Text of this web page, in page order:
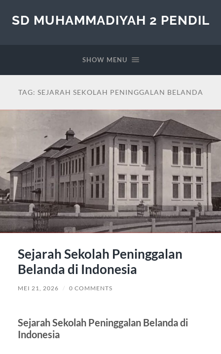
SD MUHAMMADIYAH 2 PENDIL
SHOW MENU
TAG: SEJARAH SEKOLAH PENINGGALAN BELANDA
Sejarah Sekolah Peninggalan
Belanda di Indonesia
MEI 21, 2026 / 0 COMMENTS
Sejarah Sekolah Peninggalan Belanda di
Indonesia